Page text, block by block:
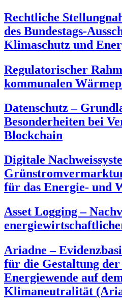
Rechtliche
des Bundestags-
Klimaschutz und
Regulatorischer
kommunalen
Datenschutz –
Besonderheiten bei
Blockchain
Digitale
für das Energie- und
Asset Logging –
Ariadne –
für die Gestaltung der
Energiewende auf
Klimaneutralität